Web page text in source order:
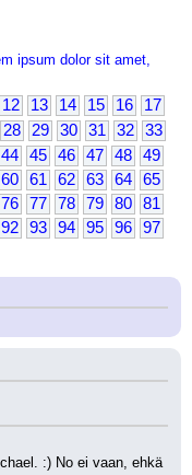
ipsum dolor sit amet,
12 13 14 15 16
17
28 29 30 31 32
33
44 45 46 47 48
49
60 61 62 63 64
65
76 77 78 79 80
81
92 93 94 95 96
97
:) No ei vaan, ehkä